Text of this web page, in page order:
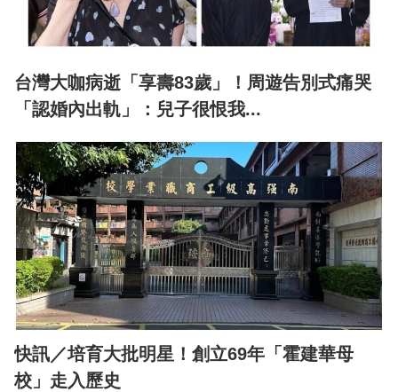
台灣大咖病逝「享壽83歲」！周遊告別式痛哭
「認婚內出軌」：兒子很恨我...
快訊／培育大批明星！創立69年「霍建華母
校」走入歷史